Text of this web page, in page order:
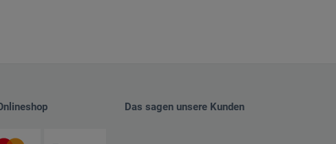
Das sagen unsere Kunden